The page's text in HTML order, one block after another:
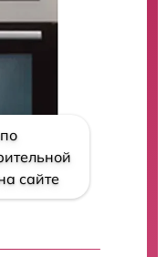
сайте